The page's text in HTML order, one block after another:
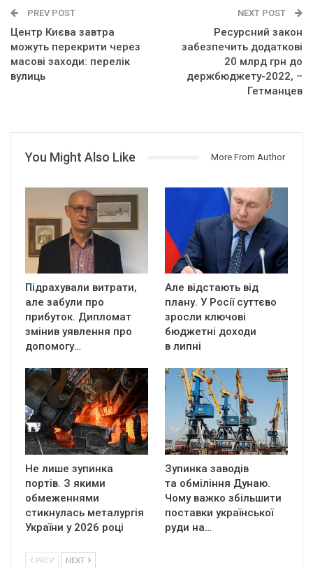
PREV POST
Центр Києва завтра
можуть перекрити через
масові заходи: перелік
вулиць
NEXT POST
Ресурсний закон
забезпечить додаткові
20 млрд грн до
держбюджету-2022, –
Гетманцев
You Might Also Like More From Author
Підрахували витрати,
але забули про
прибуток. Дипломат
змінив уявлення про
допомогу…
Але відстають від
плану. У Росії суттєво
зросли ключові
бюджетні доходи
в липні
Не лише зупинка
портів. З якими
обмеженнями
стикнулась металургія
України у 2026 році
Зупинка заводів
та обміління Дунаю.
Чому важко збільшити
поставки української
руди на…
PREV NEXT